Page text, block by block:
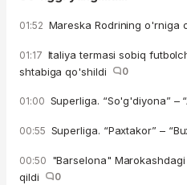
01:52 Mareska Rodrining o'rniga
01:17 Italiya termasi sobiq
shtabiga qo'shildi
0
01:00 Superliga. “So'g'diyona” –
00:55 Superliga. “Paxtakor” –
00:50 "Barselona"
qildi
0